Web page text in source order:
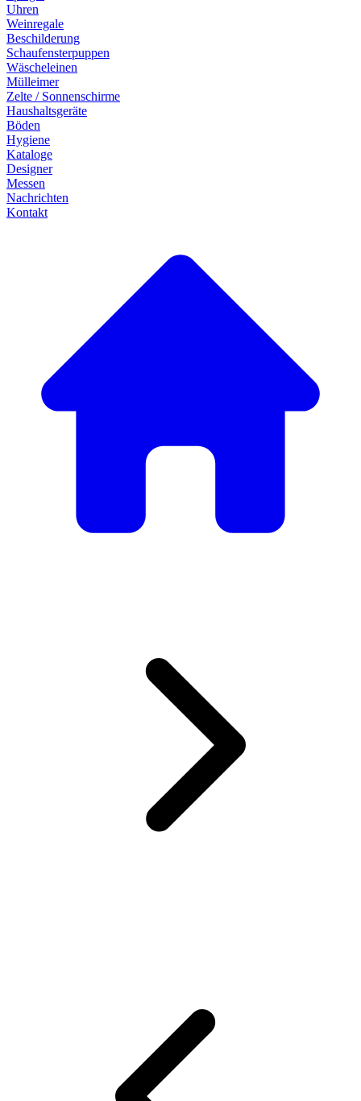
Uhren
Weinregale
Beschilderung
Schaufensterpuppen
Wäscheleinen
Mülleimer
Zelte / Sonnenschirme
Haushaltsgeräte
Böden
Hygiene
Kataloge
Designer
Messen
Nachrichten
Kontakt